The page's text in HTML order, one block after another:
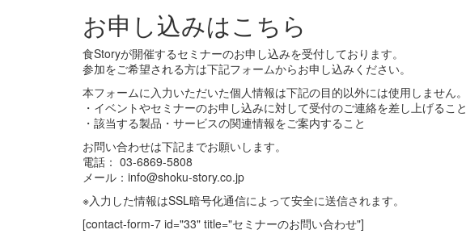
お申し込みはこちら
食Storyが開催するセミナーのお申し込みを受付しております。
参加をご希望される方は下記フォームからお申し込みください。
本フォームに入力いただいた個人情報は下記の目的以外には使用しません。
・イベントやセミナーのお申し込みに対して受付のご連絡を差し上げること
・該当する製品・サービスの関連情報をご案内すること
お問い合わせは下記までお願いします。
電話： 03-6869-5808
メール：info@shoku-story.co.jp
※入力した情報はSSL暗号化通信によって安全に送信されます。
[contact-form-7 id="33" title="セミナーのお問い合わせ"]